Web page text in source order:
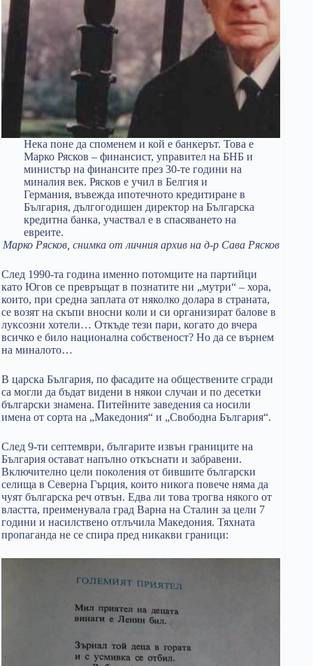
Нека поне да споменем и кой е банкерът. Това е
Марко Рясков – финансист, управител на БНБ и
министър на финансите през 30-те години на
миналия век. Рясков е учил в Белгия и
Германия, въвежда ипотечното кредитиране в
България, дългогодишен директор на Българска
кредитна банка, участвал е в спасяването на
евреите.
Марко Рясков, снимка от личния архив на д-р Сава Рясков
След 1990-та година именно потомците на партийци
като Югов се превръщат в познатите ни „мутри“ – хора,
които, при средна заплата от няколко долара в страната,
се возят на скъпи вносни коли и си организират балове в
луксозни хотели… Откъде тези пари, когато до вчера
всичко е било национална собственост? Но да се върнем
на миналото…
В царска България, по фасадите на обществените сгради
са могли да бъдат видени в някои случаи и по десетки
български знамена. Питейните заведения са носили
имена от сорта на „Македония“ и „Свободна България“.
След 9-ти септември, българите извън границите на
България остават напълно откъснати и забравени.
Включително цели поколения от бившите български
селища в Северна Гърция, които никога повече няма да
чуят българска реч отвън. Едва ли това трогва някого от
властта, преименувала град Варна на Сталин за цели 7
години и насилствено отлъчила Македония. Тяхната
пропаганда не се спира пред никакви граници: